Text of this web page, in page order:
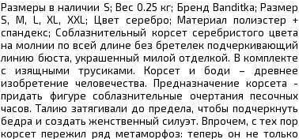
Размеры в наличии S; Вес 0.25 кг; Бренд Banditka; Размер
S, M, L, XL, XXL; Цвет серебро; Материал полиэстер +
спандекс; Соблазнительный корсет серебристого цвета
на молнии по всей длине без бретелек подчеркивающий
линию бюста, украшенный милой отделкой. В комплекте
с изящными трусиками. Корсет и боди – древнее
изобретение человечества. Предназначение корсета -
придать фигуре соблазнительные очертания песочных
часов. Талию затягивали до предела, чтобы подчеркнуть
бедра и создать женственный силуэт. Впрочем, с тех пор
корсет пережил ряд метаморфоз: теперь он не только